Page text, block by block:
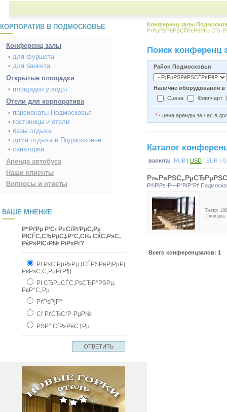
КОРПОРАТИВ В ПОДМОСКОВЬЕ
Конференц залы
• для фуршета
• для банкета
Открытые площадки
• площадки у воды
Отели для корпоратива
• пансионаты Подмосковья
• гостиницы и отели
• базы отдыха
• дома отдыха в Подмосковье
• санатории
Аренда автобуса
Наши клиенты
Вопросы и ответы
ВАШЕ МНЕНИЕ
Р“РґРµ Р’С‹ Р±СѓРґРµС‚Рµ
РІСЃС‚СЂРµС‡Р°С‚СЊ СЌС‚РѕС‚
РќРѕРІС‹Р№ РіРѕРґ?
РІ РѕС‚РµР»Рµ (СЃРЅРёРјРµРј
РєРѕС‚С‚РµРґР¶)
РІ СЂРµСЃС‚РѕСЂР°РЅРµ,
РєР°С„Рµ
РґРѕРјР°
Сѓ РґСЂСѓР·РµР№
РЅР° СѓР»РёС†Рµ
Конференц залы
Р›РµРЅРёРЅСЃРєРёР№ СЂ-
Поиск конференц
Район Подмосковья
Наличие оборудования в
Сцена
Флипчарт
*- цена аренды за час в
Каталог
валюта: RUB | USD | EUR |
Р®РіРѕ-Р—Р°РїР°Рґ
Театр:
Площадь:
Всего конференцзалов: 1